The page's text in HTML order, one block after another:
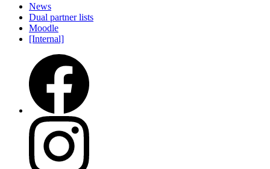
News
Dual partner lists
Moodle
[Internal]